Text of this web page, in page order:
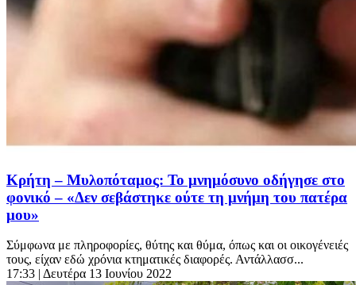
Κρήτη – Μυλοπόταμος: Το μνημόσυνο οδήγησε στο
φονικό – «Δεν σεβάστηκε ούτε τη μνήμη του πατέρα
μου»
Σύμφωνα με πληροφορίες, θύτης και θύμα, όπως και οι οικογένειές
τους, είχαν εδώ χρόνια κτηματικές διαφορές. Αντάλλασσ...
17:33 | Δευτέρα 13 Ιουνίου 2022